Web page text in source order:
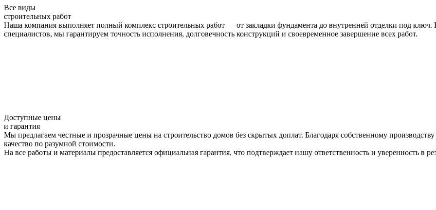
Все виды
строительных работ
Наша компания выполняет полный комплекс строительных работ — от закладки фундамента до внутренней отделки под ключ.
специалистов, мы гарантируем точность исполнения, долговечность конструкций и своевременное завершение всех работ.
Доступные цены
и гарантия
Мы предлагаем честные и прозрачные цены на строительство домов без скрытых доплат. Благодаря собственному
качество по разумной стоимости.
На все работы и материалы предоставляется официальная гарантия, что подтверждает нашу ответственность и уверенность в